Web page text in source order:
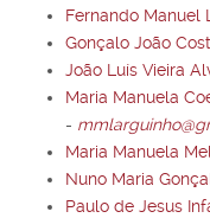
Fernando Manuel
Gonçalo João
João Luís Vieira
Maria Manuela
-
Maria Manuela
Nuno Maria
Paulo de Jesus